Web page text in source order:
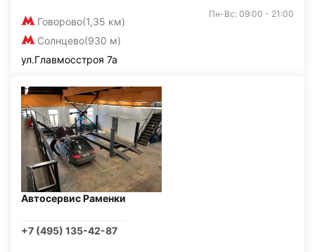
Говорово(1,35 км)
Солнцево(930 м)
Пн-Вс: 09:00 - 21:00
ул.Главмосстроя 7а
Автосервис Раменки
+7 (495) 135-42-87